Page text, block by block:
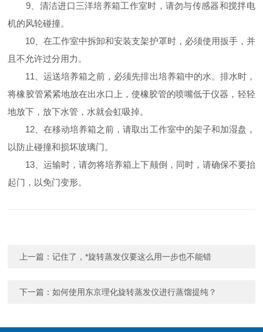
9、清洁进口三洋培养箱工作室时，请勿与传感器和搅拌电
机的风轮碰撞。
10、在工作室中拆卸和安装支架护罩时，必须使用扳手，并
且不允许过分用力。
11、运送培养箱之前，必须先排出培养箱中的水。排水时，
将橡胶管紧紧地放在出水口上，使橡胶管的喷嘴低于仪器，轻轻
地放下，放下水管，水就会虹吸掉。
12、在移动培养箱之前，请取出工作室中的架子和加湿盘，
以防止碰撞和损坏玻璃门。
13、运输时，请勿将培养箱上下颠倒，同时，请确保不要抬
起门，以免门变形。
上一篇：记住了，*旋转蒸发仪要这么用一步也不能错
下一篇：如何使用东京理化旋转蒸发仪进行蒸馏提纯？